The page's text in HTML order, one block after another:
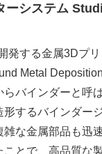
ーシステム
発する金属3Dプ
Metal
らバインダーと呼
形するバインダー
雑な金属部品も迅
ことで、高品質な